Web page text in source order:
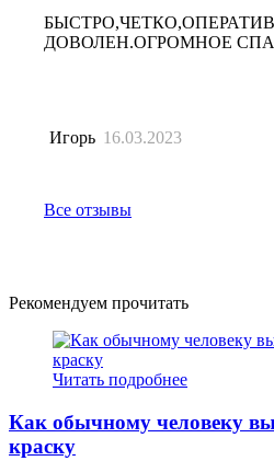
ДОВОЛЕН.ОГРОМНОЕ
Игорь 16.03.2023
Все отзывы
Рекомендуем прочитать
Читать подробнее
Как обычному человеку
краску